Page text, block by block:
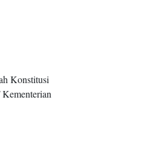
Konstitusi